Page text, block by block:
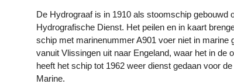
De Hydrograaf is in 1910 als stoomschip gebouwd
Hydrografische Dienst. Het peilen en in kaart
schip met marinenummer A901 voer niet in
vanuit Vlissingen uit naar Engeland, waar het in
heeft het schip tot 1962 weer dienst gedaan voor
Marine.